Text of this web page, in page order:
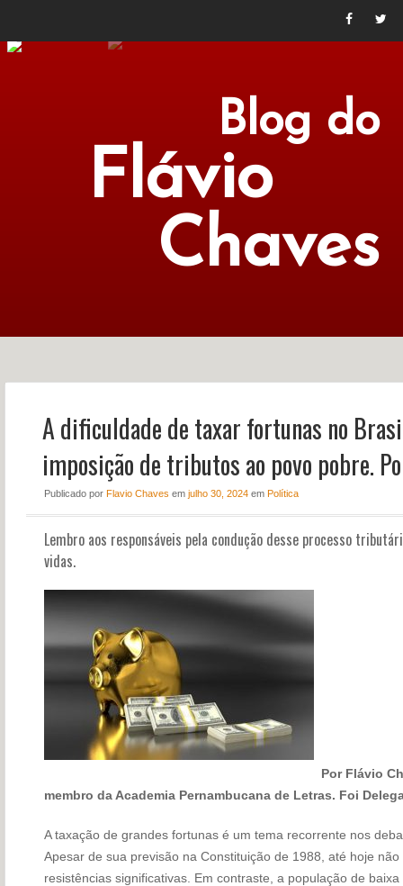
Blog do
Flávio
Chaves
NOTÍCIAS PERFIL
CONTATO
A dificuldade de taxar fortunas no
imposição de tributos ao povo pobre.
Publicado por Flavio Chaves em julho 30, 2024em Política
Lembro aos responsáveis pela condução desse processo
vidas.
Por Flávio
membro da Academia Pernambucana de Letras. Foi
A taxação de grandes fortunas é um tema recorrente nos
Apesar de sua previsão na Constituição de 1988, até hoje
resistências significativas. Em contraste, a população de